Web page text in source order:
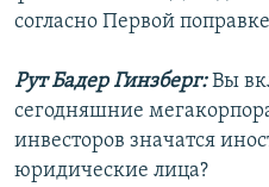
согласно Первой
Рут Бадер Гинзберг:Вы
сегодняшние
инвесторов значатся
юридические лица?